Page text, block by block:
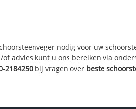
nodig voor uw
of advies kunt u ons bereiken via
2184250 bij vragen over beste